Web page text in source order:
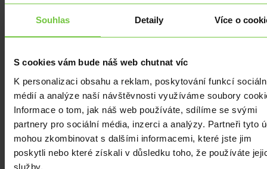
Souhlas Detaily Více o
S cookies vám bude náš web chutnat víc
K personalizaci obsahu a reklam, poskytování funkcí
médií a analýze naší návštěvnosti využíváme soubory
Informace o tom, jak náš web používáte, sdílíme se svými
partnery pro sociální média, inzerci a analýzy. Partneři tyto
mohou zkombinovat s dalšími informacemi, které jste jim
poskytli nebo které získali v důsledku toho, že používáte
služby.
vzhledem
ke
stále
spotřebitelské
inflaci
v
eurozóně.
Z
pohledu
koruny